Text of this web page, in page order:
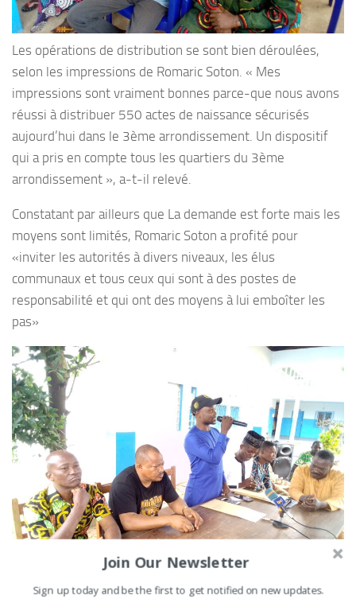
Les opérations de distribution se sont bien déroulées,
selon les impressions de Romaric Soton. « Mes
impressions sont vraiment bonnes parce-que nous avons
réussi à distribuer 550 actes de naissance sécurisés
aujourd’hui dans le 3ème arrondissement. Un dispositif
qui a pris en compte tous les quartiers du 3ème
arrondissement », a-t-il relevé.
Constatant par ailleurs que La demande est forte mais les
moyens sont limités, Romaric Soton a profité pour
«inviter les autorités à divers niveaux, les élus
communaux et tous ceux qui sont à des postes de
responsabilité et qui ont des moyens à lui emboîter les
pas»
Join Our Newsletter
Sign up today and be the first to get notified on new updates.